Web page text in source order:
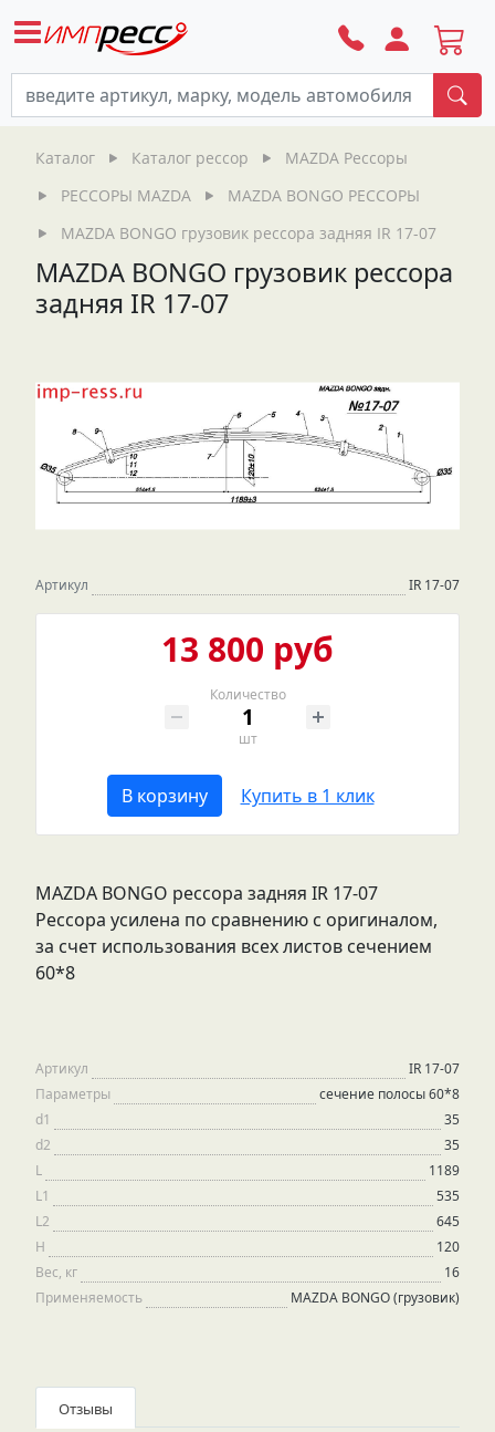
Каталог Каталог рессор
MAZDA Рессоры
РЕССОРЫ MAZDA
MAZDA BONGO РЕССОРЫ
MAZDA BONGO грузовик рессора задняя IR 17-07
MAZDA BONGO грузовик рессора
задняя IR 17-07
Артикул IR 17-07
13 800 руб
Количество
шт
В корзину Купить в 1 клик
MAZDA BONGO рессора задняя IR 17-07
Рессора усилена по сравнению с оригиналом,
за счет использования всех листов сечением
60*8
Артикул
IR 17-07
Параметры
сечение полосы 60*8
d1
35
d2
35
L
1189
L1
535
L2
645
H
120
Вес, кг
16
Применяемость
MAZDA BONGO (грузовик)
Отзывы